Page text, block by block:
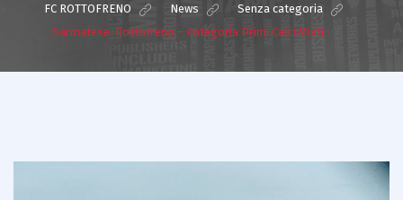
FC ROTTOFRENO News Senza categoria
Sarmatese-Rottofreno – Categoria Primi Calci Misti